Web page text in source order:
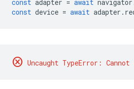
const adapter = await navigator
const device = await adapter .
cancel